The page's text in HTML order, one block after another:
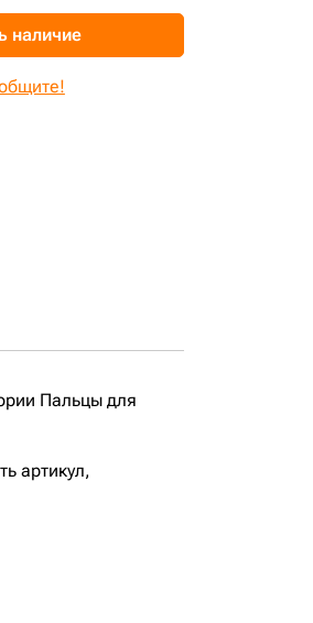
наличие
Пальцы для
артикул,